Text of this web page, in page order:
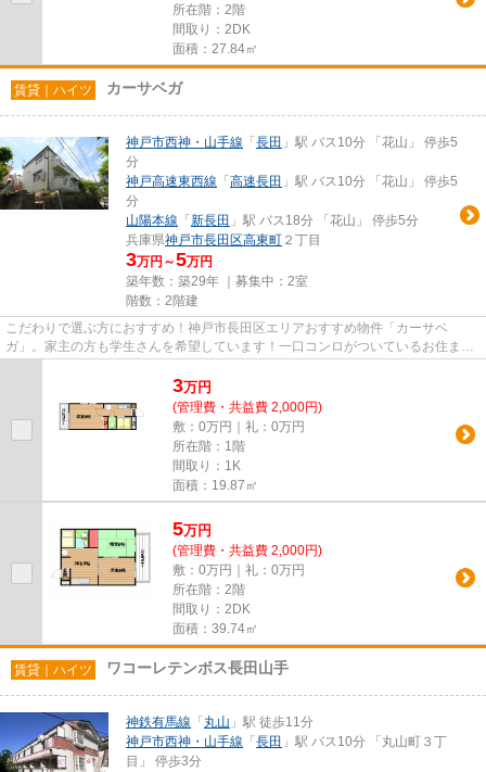
所在階：2階
間取り：2DK
面積：27.84㎡
賃貸｜ハイツ カーサベガ
神戸市西神・山手線 「 長田 」駅 バス10分 「花山」 停歩5
分
神戸高速東西線 「 高速長田 」駅 バス10分 「花山」 停歩5
分
山陽本線 「 新長田 」駅 バス18分 「花山」 停歩5分
兵庫県神戸市長田区高東町 ２丁目
3万円～5万円
築年数：築29年 ｜募集中： 2室
階数：2階建
こだわりで選ぶ方におすすめ！神戸市長田区エリアおすすめ物件「カーサベ
ガ」。家主の方も学生さんを希望しています！一口コンロがついているお住まい
3万円
(管理費・共益費 2,000円)
敷：0万円｜礼：0万円
所在階：1階
間取り：1K
面積：19.87㎡
5万円
(管理費・共益費 2,000円)
敷：0万円｜礼：0万円
所在階：2階
間取り：2DK
面積：39.74㎡
賃貸｜ハイツ ワコーレテンボス長田山手
神鉄有馬線 「 丸山 」駅 徒歩11分
神戸市西神・山手線 「 長田 」駅 バス10分 「丸山町３丁
目」 停歩3分